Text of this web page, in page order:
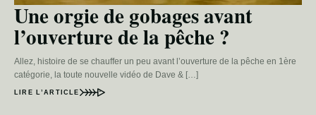
Une orgie de gobages avant
l’ouverture de la pêche ?
Allez, histoire de se chauffer un peu avant l’ouverture de la pêche en 1ère
catégorie, la toute nouvelle vidéo de Dave & […]
LIRE L’ARTICLE